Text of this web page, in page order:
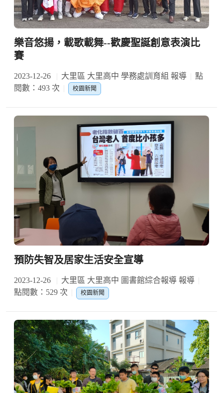
樂音悠揚，載歌載舞--歡慶聖誕創意表演比
賽
2023-12-26 大里區 大里高中 學務處訓育組 報導
點
閱數：493 次
校園新聞
預防失智及居家生活安全宣導
2023-12-26
大里區 大里高中 圖書館綜合報導 報導
點閱數：529 次
校園新聞